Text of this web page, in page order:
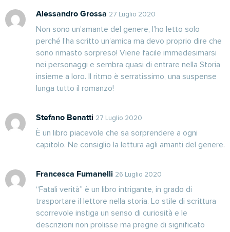
Alessandro Grossa 27 Luglio 2020
Non sono un’amante del genere, l’ho letto solo
perché l’ha scritto un’amica ma devo proprio dire che
sono rimasto sorpreso! Viene facile immedesimarsi
nei personaggi e sembra quasi di entrare nella Storia
insieme a loro. Il ritmo è serratissimo, una suspense
lunga tutto il romanzo!
Stefano Benatti 27 Luglio 2020
È un libro piacevole che sa sorprendere a ogni
capitolo. Ne consiglio la lettura agli amanti del genere.
Francesca Fumanelli 26 Luglio 2020
“Fatali verità” è un libro intrigante, in grado di
trasportare il lettore nella storia. Lo stile di scrittura
scorrevole instiga un senso di curiosità e le
descrizioni non prolisse ma pregne di significato